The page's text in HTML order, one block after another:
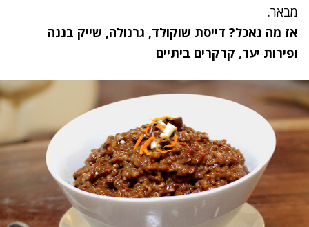
מבאר.
אז מה נאכל? דייסת שוקולד, גרנולה, שייק בננה
ופירות יער, קרקרים ביתיים